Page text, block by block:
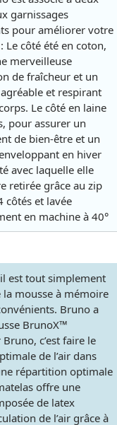
garnissages
pour améliorer votre
Le côté été en coton,
merveilleuse
de fraîcheur et un
et respirant
Le côté en laine
pour assurer un
de bien-être et un
en hiver
avec laquelle elle
retirée grâce au zip
côtés et lavée
en machine à 40°
est tout simplement
mousse à mémoire
Bruno a
BrunoX™
c’est faire le
de l’air dans
répartition optimale
offre une
de latex
de l’air grâce à